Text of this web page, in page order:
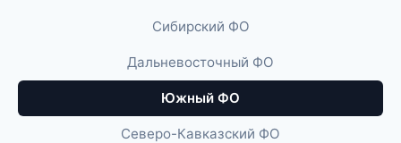
Сибирский ФО
Дальневосточный ФО
Южный ФО
Северо-Кавказский ФО